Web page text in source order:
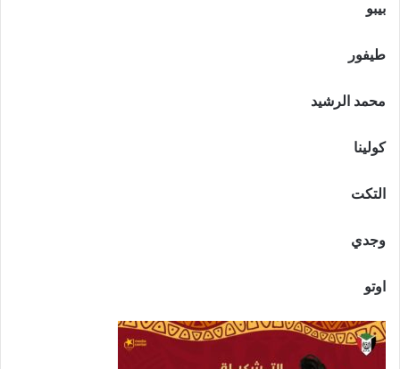
بيبو
طيفور
محمد الرشيد
كولينا
التكت
وجدي
اوتو